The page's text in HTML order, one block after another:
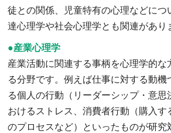
徒との関係、児童特有の心理などにつ
達心理学や社会心理学とも関連があり
●産業心理学
産業活動に関連する事柄を心理学的な
る分野です。例えば仕事に対する動機
る個人の行動（リーダーシップ・意思
おけるストレス、消費者行動（購入す
のプロセスなど）といったものが研究